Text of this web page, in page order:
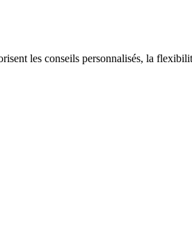
les conseils personnalisés, la